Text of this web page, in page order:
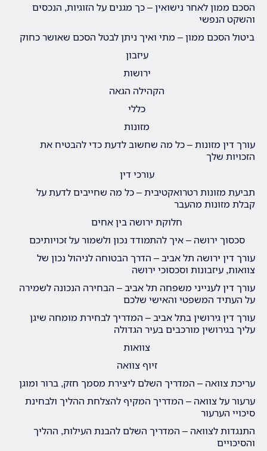
הסכם ממון לאחר נישואין – כך מגנים על הזוגיות, הנכסים
והשקט הנפשי
ביטול הסכם ממון – מתי ואיך ניתן לבטל הסכם שאושר כחוק
עיזבון
ירושות
הקהילה הגאה
כללי
מזונות
עורך דין מזונות – כל מה שחשוב לדעת כדי להבטיח את
הזכויות שלך
עורכי דין
תביעת מזונות רטרואקטיבית – כל מה שחייבים לדעת על
קבלת מזונות מהעבר
חלוקת ירושה בין אחים
סכסוך ירושה – איך להתמודד נכון ולשמור על זכויותיכם
עורך דין ירושה תל אביב – הדרך הבטוחה לניהול נכון של
צוואות, עיזבונות וסכסוכי ירושה
עורך דין לענייני משפחה תל אביב – הבחירה הנכונה לשמירה
על העתיד המשפטי והאישי שלכם
עורך דין גירושין בתל אביב – המדריך לבחירת מומחה שיגן
עליך בגירושין מורכבים בעיר הגדולה
צוואות
זיוף צוואה
עריכת צוואה – המדריך השלם ליצירת מסמך חזק, ברור ומוגן
ערעור על צוואה – המדריך המקיף להצלחת ההליך ולבחינת
סיכויי הערעור
התנגדות לצוואה – המדריך השלם להבנת העילות, ההליך
והסיכויים